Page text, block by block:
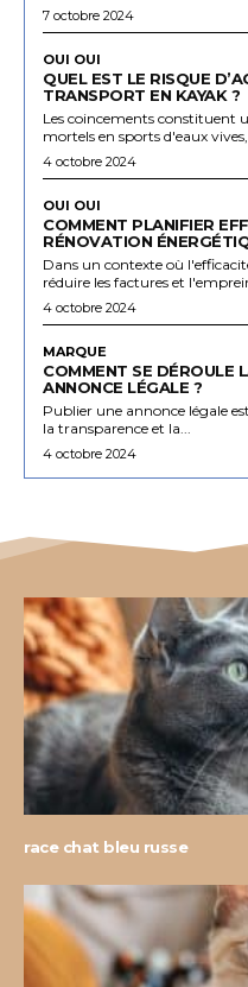
7 octobre 2024
OUI OUI
QUEL EST LE RISQUE
TRANSPORT EN KAYAK ?
Les coincements constituent
mortels en sports d'eaux vives,
4 octobre 2024
OUI OUI
COMMENT PLANIFIER
RÉNOVATION
Dans un contexte où
réduire les factures et
4 octobre 2024
MARQUE
COMMENT SE DÉROULE
ANNONCE LÉGALE ?
Publier une annonce légale
la transparence et la...
4 octobre 2024
race chat bleu russe